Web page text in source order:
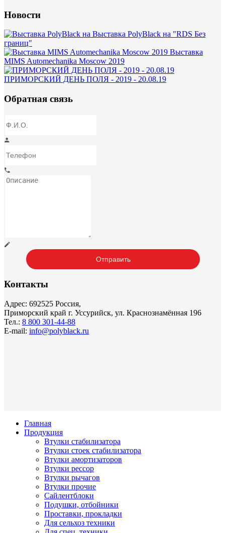
Новости
Выставка PolyBlack на "RDS Без
границ"
Выставка
MIMS Automechanika Moscow 2019
ПРИМОРСКИЙ ДЕНЬ ПОЛЯ - 2019 - 20.08.19
Обратная связь
Контакты
Адрес: 692525 Россия,
Приморский край г. Уссурийск, ул. Краснознамённая 196
Тел.: 8 800 301-44-88
E-mail: info@polyblack.ru
Главная
Продукция
Втулки стабилизатора
Втулки стоек стабилизатора
Втулки амортизаторов
Втулки рессор
Втулки рычагов
Втулки прочие
Сайлентблоки
Подушки, отбойники
Проставки, прокладки
Для сельхоз техники